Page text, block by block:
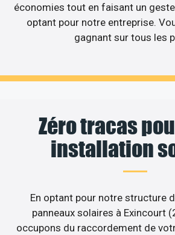
économies tout en faisant un
optant pour notre entreprise.
gagnant sur tous les
Zéro tracas
installation
En optant pour notre structure
panneaux solaires à Exincourt
occupons du raccordement de